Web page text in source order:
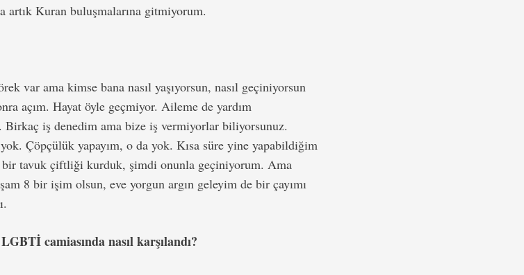
artık Kuran buluşmalarına gitmiyorum.
var ama kimse bana nasıl yaşıyorsun, nasıl geçiniyorsun
açım. Hayat öyle geçmiyor. Aileme de yardım
Birkaç iş denedim ama bize iş vermiyorlar biliyorsunuz.
Çöpçülük yapayım, o da yok. Kısa süre yine yapabildiğim
bir tavuk çiftliği kurduk, şimdi onunla geçiniyorum. Ama
8 bir işim olsun, eve yorgun argın geleyim de bir çayımı
camiasında nasıl karşılandı?